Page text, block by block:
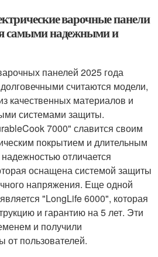
варочные панели
самыми надежными и
панелей 2025 года
считаются модели,
качественных материалов и
системами защиты.
7000" славится своим
покрытием и длительным
отличается
оснащена системой защиты
напряжения. Еще одной
"LongLife 6000", которая
и гарантию на 5 лет. Эти
и получили
от пользователей.